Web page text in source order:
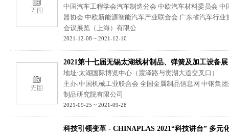
中国汽车工程学会汽车制造分会 中欧汽车材料委员会 中
器协会 中欧新能源智能汽车产业联合会 广东省汽车行业
会议展览（上海）有限公
2021-12-08 ~ 2021-12-10
2021第十七届无锡太湖线材制品、弹簧及加工设备展
地址:太湖国际博览中心（震泽路与贡湖大道交叉口）
主办:中国机械工业联合会 全国金属制品信息网 中钢集
制品研究院有限公司
2021-09-25 ~ 2021-09-28
科技引领变革 - CHINAPLAS 2021“科技讲台” 多元